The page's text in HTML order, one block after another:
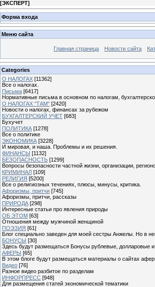
[ЭКСПЕРТ]
Форма входа
Меню сайта
Главная страница Новости сайта
Categories
О НАЛОГАХ [11362]
Все о налогах.
Письма [6417]
Нормативные письма в основном по налогам,
О НАЛОГАХ "ТАМ" [2420]
Новости о налогах, финансах за рубежом
БУХГАЛТЕРСКИЙ УЧЕТ [683]
Бухучет
ПОЛИТИКА [1278]
Все о политике
ЭКОНОМИКА [3228]
И мировая, и наша. Проблемы и их решения.
ФИНАНСЫ [1132]
БЕЗОПАСНОСТЬ [1299]
Вопросы безопасности частной жизни, организации,
КРИМИНАЛ [109]
РЕЛИГИЯ [5200]
Все о религиозных течениях, плюсы, минусы, критика.
Афоризмы, притчи [745]
Афоризмы, притчи, рассказы
ПРИРОДА [298]
Интересные статьи про явления природы
ОБ ЭТОМ [63]
Отношения между мужчиной женщиной
ПОЭЗИЯ [61]
Блог специально заведен для моей сестры Анжелы. Но в
БОНУСЫ [30]
Здесь будут размещаться Бонусы рублевые, долларовые
АФЕРЫ [65]
В этом блоге будут размещаться материалы о сайтах
Видео [76]
Разное видео разбитое по разделам
ИНФОРПРЕСС [948]
Для размещения статей экономической тематики